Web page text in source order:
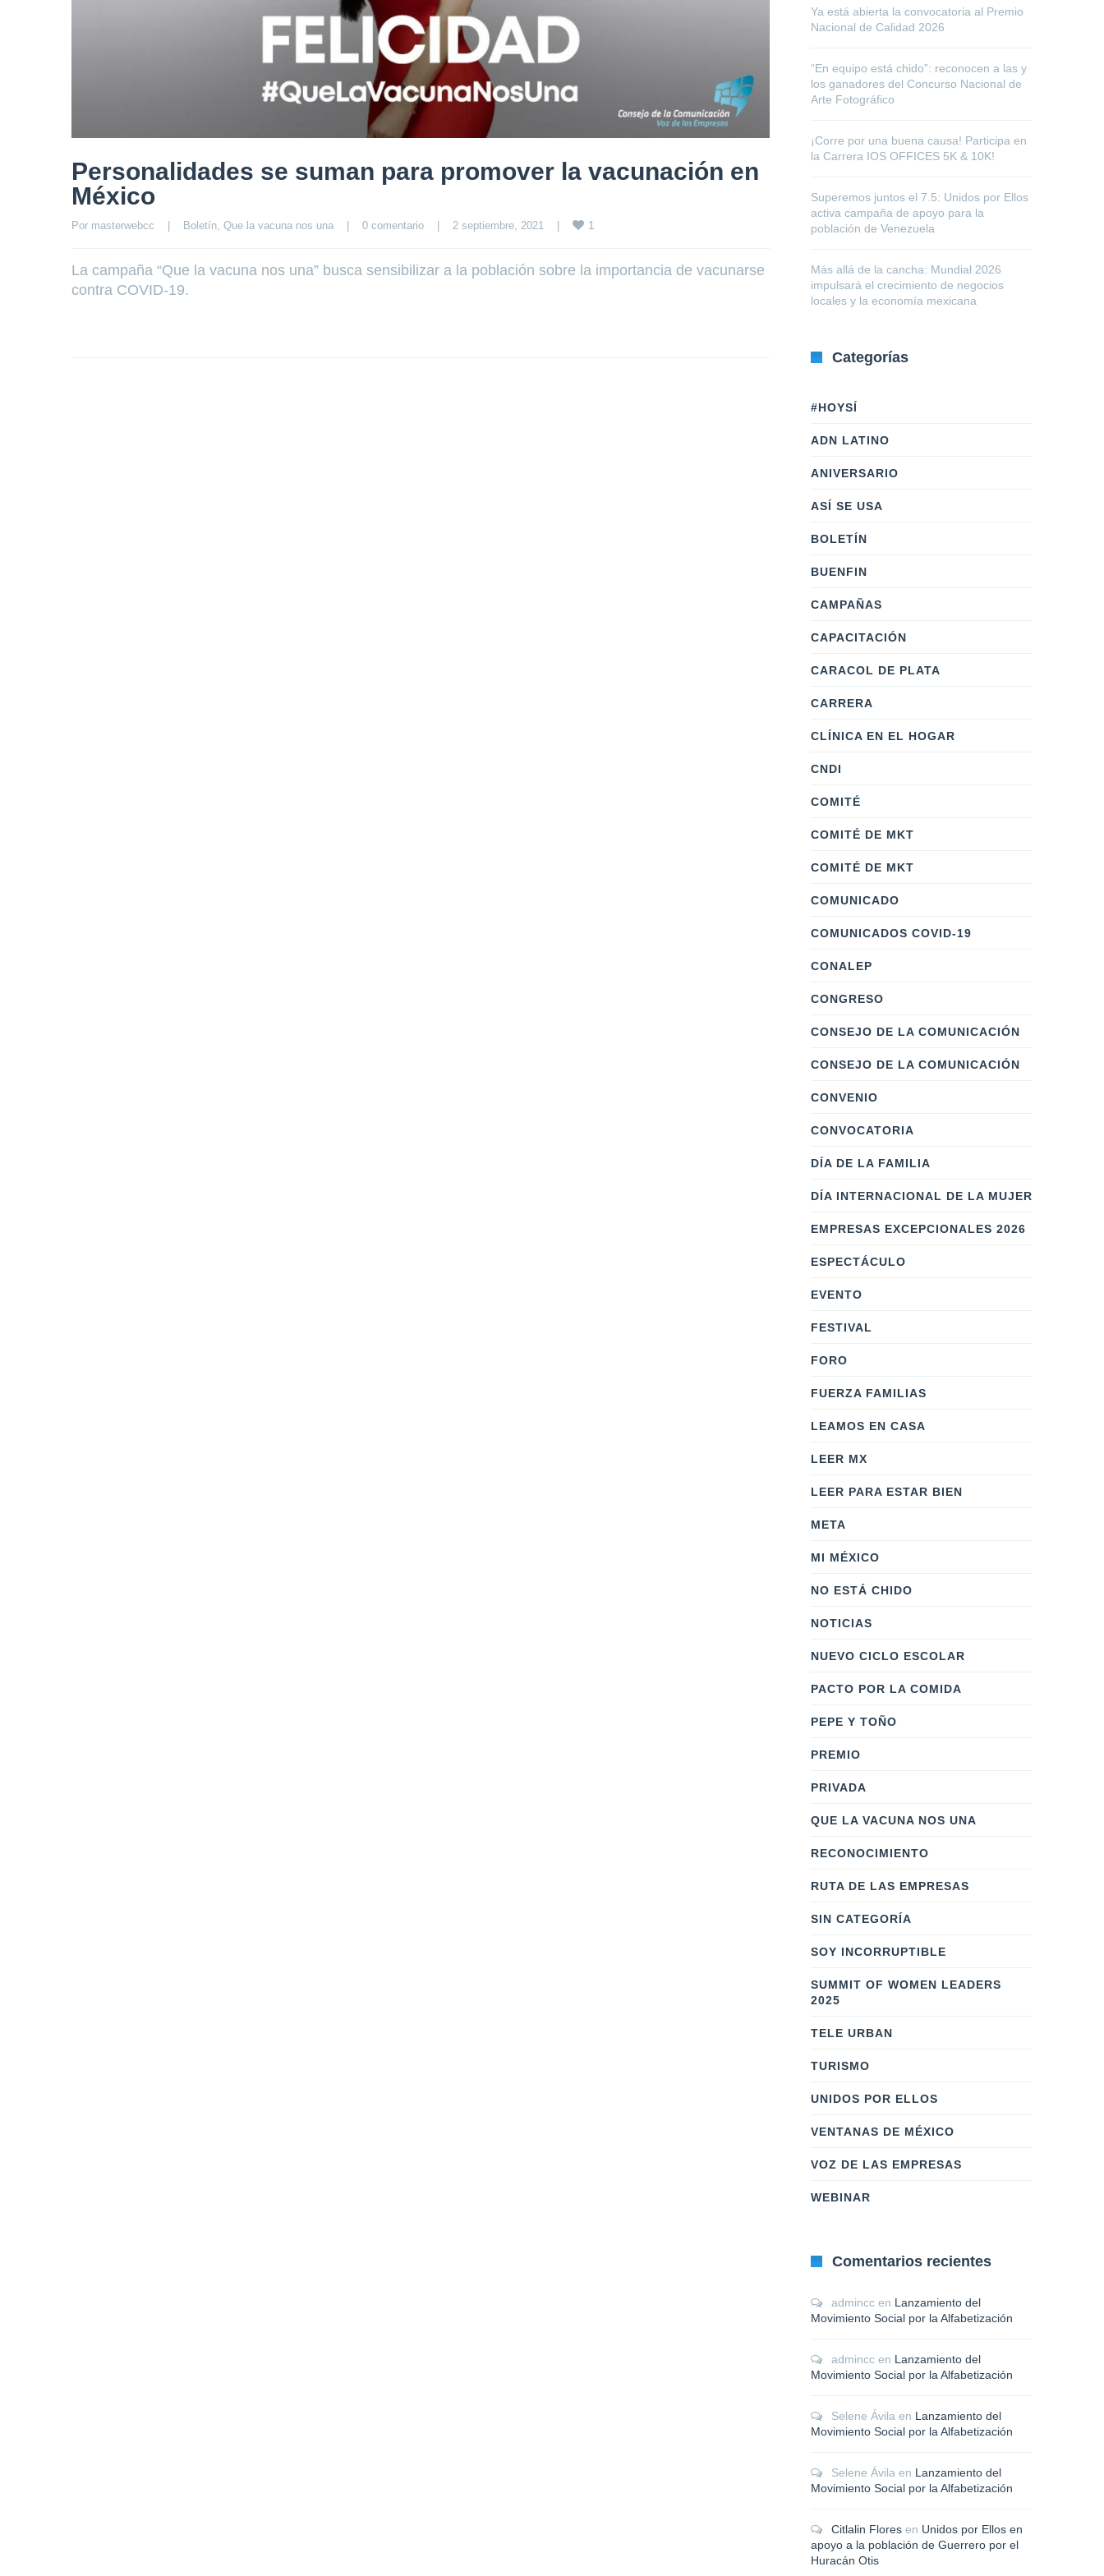
Personalidades se suman para promover la vacunación en
México
Por masterwebcc Boletín, Que la vacuna nos una 0 comentario 2 septiembre, 2021 1
La campaña “Que la vacuna nos una” busca sensibilizar a la población sobre la importancia de vacunarse
contra COVID-19.
Ya está abierta la convocatoria al Premio
Nacional de Calidad 2026
“En equipo está chido”: reconocen a las y
los ganadores del Concurso Nacional de
Arte Fotográfico
¡Corre por una buena causa! Participa en
la Carrera IOS OFFICES 5K & 10K!
Superemos juntos el 7.5: Unidos por Ellos
activa campaña de apoyo para la
población de Venezuela
Más allá de la cancha: Mundial 2026
impulsará el crecimiento de negocios
locales y la economía mexicana
Categorías
#HOYSÍ
ADN LATINO
ANIVERSARIO
ASÍ SE USA
BOLETÍN
BUENFIN
CAMPAÑAS
CAPACITACIÓN
CARACOL DE PLATA
CARRERA
CLÍNICA EN EL HOGAR
CNDI
COMITÉ
COMITÉ DE MKT
COMITÉ DE MKT
COMUNICADO
COMUNICADOS COVID-19
CONALEP
CONGRESO
CONSEJO DE LA COMUNICACIÓN
CONSEJO DE LA COMUNICACIÓN
CONVENIO
CONVOCATORIA
DÍA DE LA FAMILIA
DÍA INTERNACIONAL DE LA MUJER
EMPRESAS EXCEPCIONALES 2026
ESPECTÁCULO
EVENTO
FESTIVAL
FORO
FUERZA FAMILIAS
LEAMOS EN CASA
LEER MX
LEER PARA ESTAR BIEN
META
MI MÉXICO
NO ESTÁ CHIDO
NOTICIAS
NUEVO CICLO ESCOLAR
PACTO POR LA COMIDA
PEPE Y TOÑO
PREMIO
PRIVADA
QUE LA VACUNA NOS UNA
RECONOCIMIENTO
RUTA DE LAS EMPRESAS
SIN CATEGORÍA
SOY INCORRUPTIBLE
SUMMIT OF WOMEN LEADERS
2025
TELE URBAN
TURISMO
UNIDOS POR ELLOS
VENTANAS DE MÉXICO
VOZ DE LAS EMPRESAS
WEBINAR
Comentarios recientes
admincc en Lanzamiento del
Movimiento Social por la Alfabetización
admincc en Lanzamiento del
Movimiento Social por la Alfabetización
Selene Ávila en Lanzamiento del
Movimiento Social por la Alfabetización
Selene Ávila en Lanzamiento del
Movimiento Social por la Alfabetización
Citlalin Flores en Unidos por Ellos en
apoyo a la población de Guerrero por el
Huracán Otis